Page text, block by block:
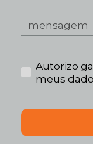
Autorizo
meus